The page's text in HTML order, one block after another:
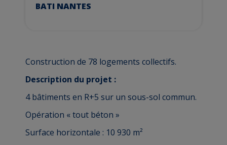
BATI NANTES
Construction de 78 logements collectifs.
Description du projet :
4 bâtiments en R+5 sur un sous-sol commun.
Opération « tout béton »
Surface horizontale : 10 930 m²